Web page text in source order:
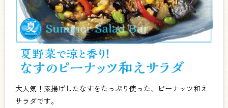
大人気！素揚げしたなすをたっぷり使った、ピーナッツ和え
サラダです。